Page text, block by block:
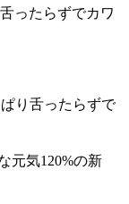
ったらずでカワ
り舌ったらずで
元気120%の新